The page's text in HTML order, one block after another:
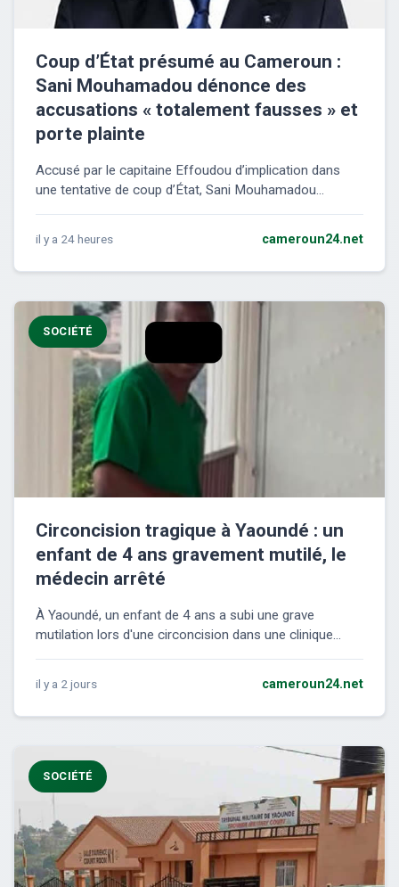
Coup d’État présumé au Cameroun :
Sani Mouhamadou dénonce des
accusations « totalement fausses » et
porte plainte
Accusé par le capitaine Effoudou d’implication dans
une tentative de coup d’État, Sani Mouhamadou...
il y a 24 heures cameroun24.net
SOCIÉTÉ
Circoncision tragique à Yaoundé : un
enfant de 4 ans gravement mutilé, le
médecin arrêté
À Yaoundé, un enfant de 4 ans a subi une grave
mutilation lors d'une circoncision dans une clinique...
il y a 2 jours cameroun24.net
SOCIÉTÉ